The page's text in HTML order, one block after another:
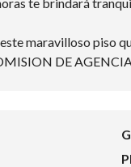
maravilloso piso
DE